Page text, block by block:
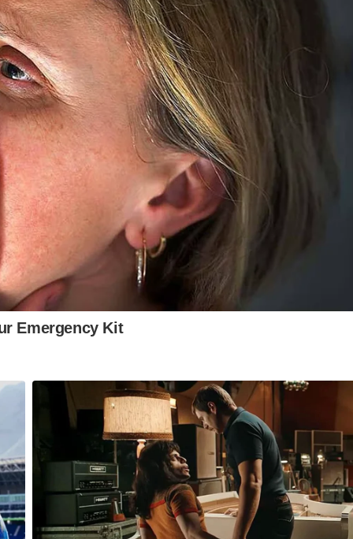
do Estado de São Paulo”, apresentado no Congresso
em Música (ANPPOM).
no interior paulista está o violonista Welton Nadai,
o citava como uma de suas maiores referências
SINFÔNICA
PEDRO CAMERON
informação de qualidade e credibilidade. Apoie o jornalismo
YouTube